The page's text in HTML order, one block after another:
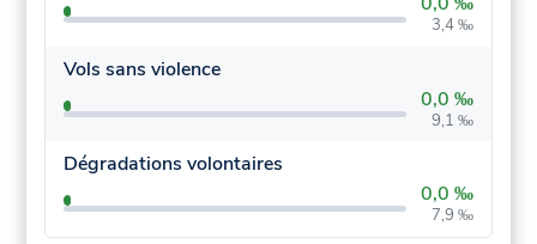
3,4 ‰
Vols sans violence
0,0 ‰
9,1 ‰
Dégradations volontaires
0,0 ‰
7,9 ‰